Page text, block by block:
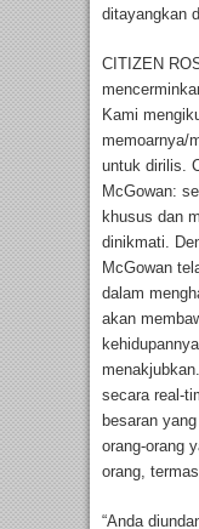
ditayangkan
CITIZEN
Kami
memoarnya/
untuk dirilis.
McGowan:
khusus dan
dinikmati.
McGowan
dalam
akan
secara real-
besaran
orang-orang
orang,
“Anda